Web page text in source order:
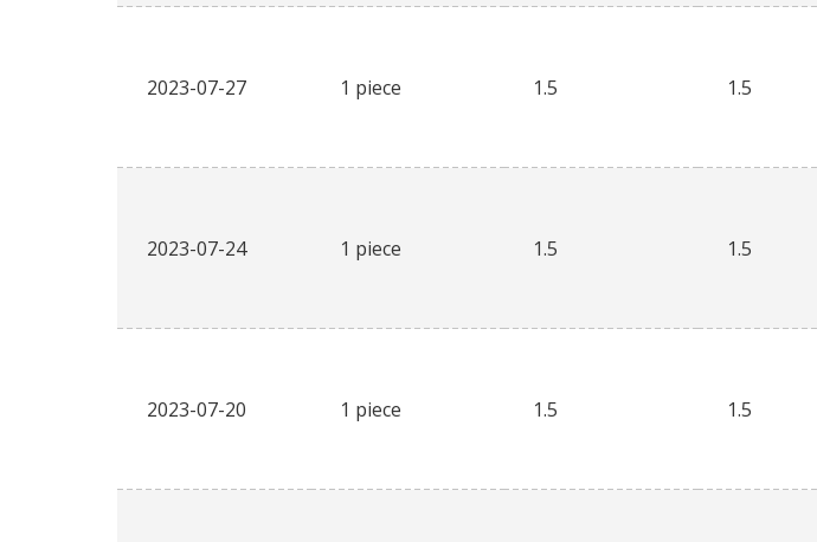
2023-07-27 1 piece 1.5 1.5
2023-07-24 1 piece 1.5 1.5
2023-07-20 1 piece 1.5 1.5